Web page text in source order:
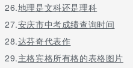
2、“雨露班”要求在25周岁以
3、“两后生”要求年龄在15周
4、报读与重庆市的技工学校
26.地理是文科还是理科
27.安庆市中考成绩查询时间
28.达芬奇代表作
29.主格宾格所有格的表格图片